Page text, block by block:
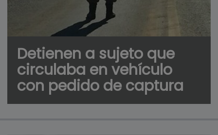
Detienen a sujeto que
circulaba en vehículo
con pedido de captura